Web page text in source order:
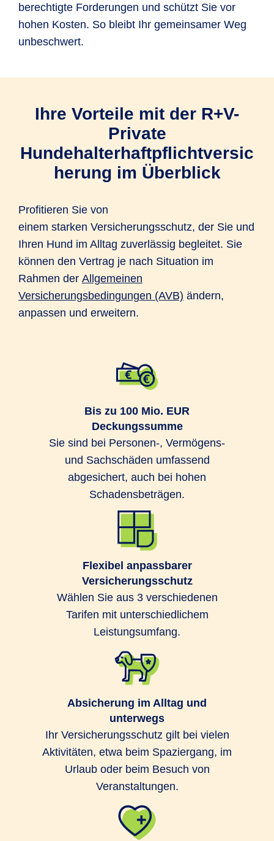
berechtigte Forderungen und schützt Sie vor
hohen Kosten. So bleibt Ihr gemeinsamer Weg
unbeschwert.
Ihre Vorteile mit der R+V-
Private
Hundehalterhaftpflichtversic
herung im Überblick
Profitieren Sie von
einem starken Versicherungsschutz, der Sie und
Ihren Hund im Alltag zuverlässig begleitet. Sie
können den Vertrag je nach Situation im
Rahmen der Allgemeinen
Versicherungsbedingungen (AVB) ändern,
anpassen und erweitern.
Bis zu 100 Mio. EUR
Deckungssumme
Sie sind bei Personen-, Vermögens-
und Sachschäden umfassend
abgesichert, auch bei hohen
Schadensbeträgen.
Flexibel anpassbarer
Versicherungsschutz
Wählen Sie aus 3 verschiedenen
Tarifen mit unterschiedlichem
Leistungsumfang.
Absicherung im Alltag und
unterwegs
Ihr Versicherungsschutz gilt bei vielen
Aktivitäten, etwa beim Spaziergang, im
Urlaub oder beim Besuch von
Veranstaltungen.